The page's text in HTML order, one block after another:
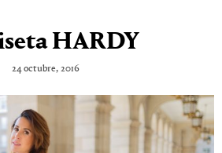
HARDY
24 octubre, 2016